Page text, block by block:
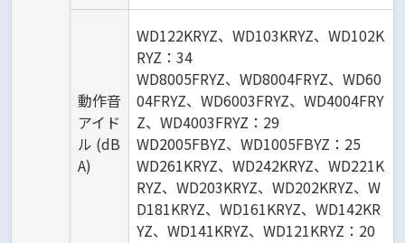
動作音
アイド
ル (dB
A)
WD122KRYZ、WD103KRYZ、WD102K
RYZ：34
WD8005FRYZ、WD8004FRYZ、WD60
04FRYZ、WD6003FRYZ、WD4004FRY
Z、WD4003FRYZ：29
WD2005FBYZ、WD1005FBYZ：25
WD261KRYZ、WD242KRYZ、WD221K
RYZ、WD203KRYZ、WD202KRYZ、W
D181KRYZ、WD161KRYZ、WD142KR
YZ、WD141KRYZ、WD121KRYZ：20